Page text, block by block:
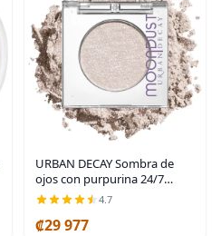
URBAN DECAY Sombra de
ojos con purpurina 24/7
Moondust - Maquillaje de
ojos brillante, uso de larga
duración, acabado brillante
4.7
₡29 977